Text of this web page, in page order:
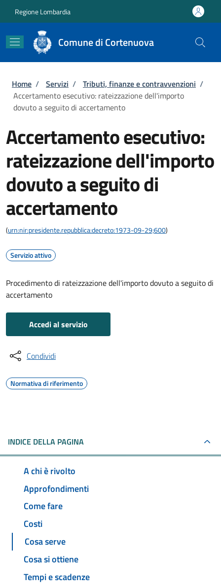
Regione Lombardia
Comune di Cortenuova
Briciole di pane
Home / Servizi / Tributi, finanze e contravvenzioni /
Accertamento esecutivo: rateizzazione dell'importo
dovuto a seguito di accertamento
Accertamento esecutivo:
rateizzazione dell'importo
dovuto a seguito di
accertamento
(urn:nir:presidente.repubblica:decreto:1973-09-29;600)
Servizio attivo
Procedimento di rateizzazione dell'importo dovuto a seguito di
accertamento
Accedi al servizio
Condividi
Normativa di riferimento
INDICE DELLA PAGINA
A chi è rivolto
Approfondimenti
Come fare
Costi
Cosa serve
Cosa si ottiene
Tempi e scadenze